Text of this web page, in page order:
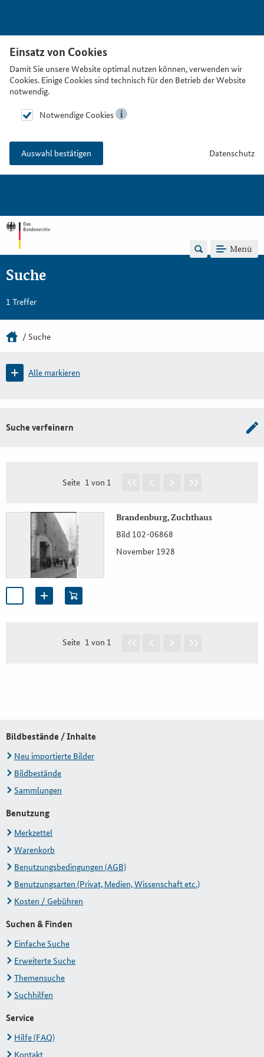
Einsatz von Cookies
Damit Sie unsere Website optimal nutzen können, verwenden wir
Cookies. Einige Cookies sind technisch für den Betrieb der Website
notwendig.
Notwendige Cookies
Auswahl bestätigen Datenschutz
Menü
Suche
1 Treffer
Suche
Alle markieren
Suche verfeinern
Seite 1 von 1
Brandenburg, Zuchthaus
Bild 102-06868
November 1928
Seite 1 von 1
Bildbestände / Inhalte
Neu importierte Bilder
Bildbestände
Sammlungen
Benutzung
Merkzettel
Warenkorb
Benutzungsbedingungen (AGB)
Benutzungsarten (Privat, Medien, Wissenschaft etc.)
Kosten / Gebühren
Suchen & Finden
Einfache Suche
Erweiterte Suche
Themensuche
Suchhilfen
Service
Hilfe (FAQ)
Kontakt